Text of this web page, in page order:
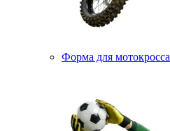
Форма для мотокросса